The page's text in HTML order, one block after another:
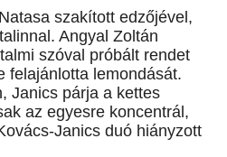
szakított edzőjével,
Angyal Zoltán
szóval próbált rendet
felajánlotta lemondását.
Janics párja a kettes
az egyesre koncentrál,
Janics duó hiányzott